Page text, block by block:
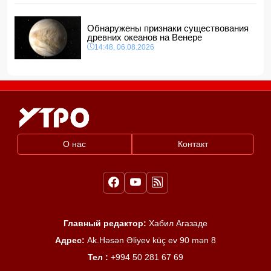
Обнаружены признаки существования
древних океанов на Венере
14:48, 06.08.2026
О нас Контакт
Главный редактор: Хабил Агазаде
Адрес: Ak.Həsən Əliyev küç ev 90 mən 8
Тел : +994 50 281 67 69